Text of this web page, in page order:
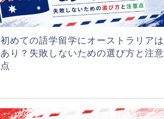
初めての語学留学にオーストラリアは
あり？失敗しないための選び方と注意
点